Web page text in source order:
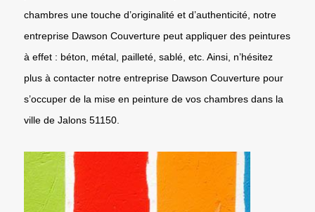
chambres une touche d’originalité et d’authenticité, notre
entreprise Dawson Couverture peut appliquer des peintures
à effet : béton, métal, pailleté, sablé, etc. Ainsi, n’hésitez
plus à contacter notre entreprise Dawson Couverture pour
s’occuper de la mise en peinture de vos chambres dans la
ville de Jalons 51150.